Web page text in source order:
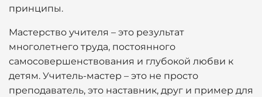
принципы.
Мастерство учителя – это результат
многолетнего труда, постоянного
самосовершенствования и глубокой любви к
детям. Учитель-мастер – это не просто
преподаватель, это наставник, друг и пример для